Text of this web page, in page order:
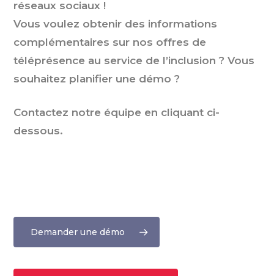
réseaux sociaux !
Vous voulez obtenir des informations
complémentaires sur nos offres de
téléprésence au service de l’inclusion ? Vous
souhaitez planifier une démo ?
Contactez notre équipe en cliquant ci-
dessous.
Demander une démo